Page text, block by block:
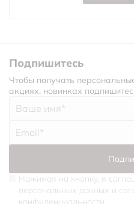
Подпишитесь
Чтобы получать
акциях, новинках
Нажимая на кнопку, я
персональных данных и
конфиденциальности